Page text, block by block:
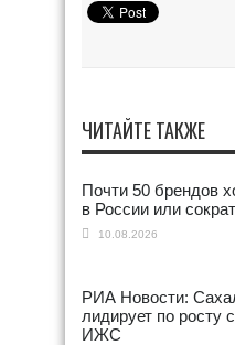
ЧИТАЙТЕ ТАКЖЕ
Почти 50 брендов
в России или
10.08.2026
РИА Новости:
лидирует по росту
ИЖС